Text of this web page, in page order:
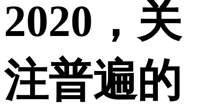
2020，关
注普遍的